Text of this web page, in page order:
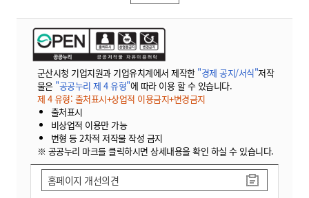
군산시청 기업지원과 기업유치계에서 제작한 "경제 공지/서식"저작
물은 "공공누리 제 4 유형"에 따라 이용 할 수 있습니다.
제 4 유형: 출처표시+상업적 이용금지+변경금지
출처표시
비상업적 이용만 가능
변형 등 2차적 저작물 작성 금지
※ 공공누리 마크를 클릭하시면 상세내용을 확인 하실 수 있습니다.
홈페이지 개선의견